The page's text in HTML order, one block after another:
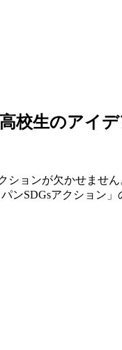
校生のアイ
ョンが欠かせま
ンSDGsアクション」